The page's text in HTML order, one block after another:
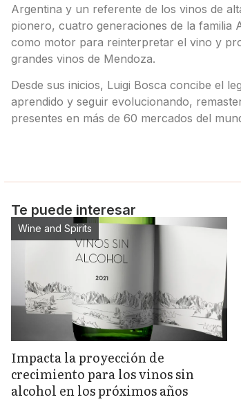
Argentina y un referente de los vinos de
pionero, cuatro generaciones de la familia
como motor para reinterpretar el vino y
grandes vinos de Mendoza.
Desde sus inicios, Luigi Bosca concibe el
aprendido y seguir evolucionando,
presentes en más de 60 mercados del
Te puede interesar
Wine and Spirits
Impacta la proyección de
crecimiento para los vinos sin
alcohol en los próximos años